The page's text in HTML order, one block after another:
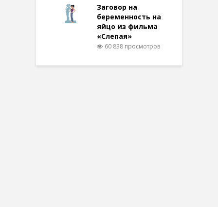
Заговор на
беременность на
яйцо из фильма
«Слепая»
60 838 просмотров